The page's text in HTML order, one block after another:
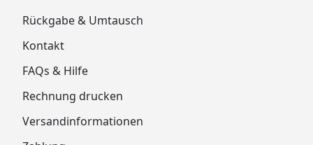
Rückgabe & Umtausch
Kontakt
FAQs & Hilfe
Rechnung drucken
Versandinformationen